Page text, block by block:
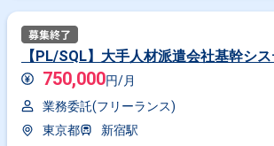
【PL/SQL】大手人材派遣会社基幹シ
750,000円/月
業務委託(フリーランス)
東京都
新宿駅